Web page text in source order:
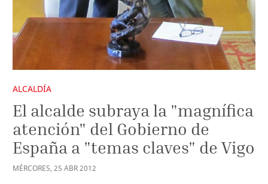
ALCALDÍA
El alcalde subraya la "magnífica
atención" del Gobierno de
España a "temas claves" de Vigo
MÉRCORES, 25 ABR2012